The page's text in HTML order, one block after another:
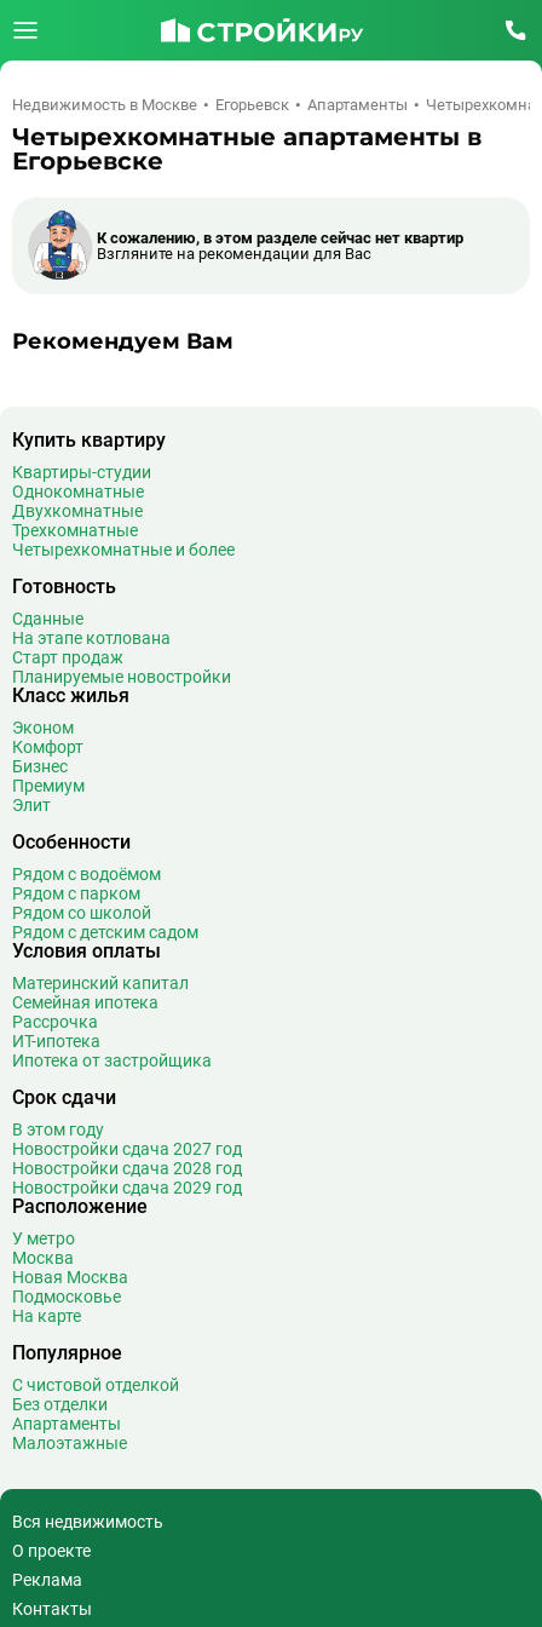
Недвижимость в Москве Егорьевск Апартаменты
Четырехкомнатные апартаменты в
Егорьевске
К сожалению, в этом разделе сейчас нет квартир
Взгляните на рекомендации для Вас
Рекомендуем Вам
Купить квартиру
Квартиры-студии
Однокомнатные
Двухкомнатные
Трехкомнатные
Четырехкомнатные и более
Готовность
Сданные
На этапе котлована
Старт продаж
Планируемые новостройки
Класс жилья
Эконом
Комфорт
Бизнес
Премиум
Элит
Особенности
Рядом с водоёмом
Рядом с парком
Рядом со школой
Рядом с детским садом
Условия оплаты
Материнский капитал
Семейная ипотека
Рассрочка
ИТ-ипотека
Ипотека от застройщика
Срок сдачи
В этом году
Новостройки сдача 2027 год
Новостройки сдача 2028 год
Новостройки сдача 2029 год
Расположение
У метро
Москва
Новая Москва
Подмосковье
На карте
Популярное
С чистовой отделкой
Без отделки
Апартаменты
Малоэтажные
Вся недвижимость
О проекте
Реклама
Контакты